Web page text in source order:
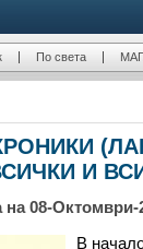
По света
И
на 08-Октомври-
В